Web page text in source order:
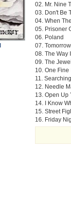
02. Mr. Nine
03. Don't Be
04. When
05. Prisoner
06. Poland
07.
08. The Way
09. The
10. One Fine
11.
12. Needle
13. Open Up
14. I Know
15. Street
16. Friday